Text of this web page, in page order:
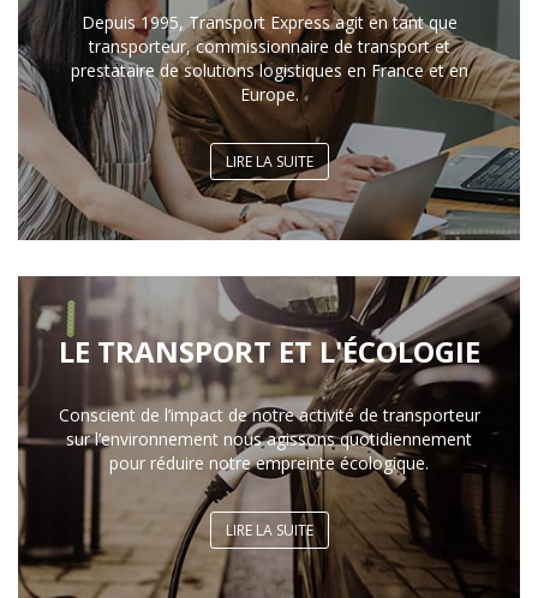
Depuis 1995, Transport Express agit en tant que
transporteur, commissionnaire de transport et
prestataire de solutions logistiques en France et en
Europe.
LIRE LA SUITE
LE TRANSPORT ET L'ÉCOLOGIE
Conscient de l’impact de notre activité de transporteur
sur l’environnement nous agissons quotidiennement
pour réduire notre empreinte écologique.
LIRE LA SUITE